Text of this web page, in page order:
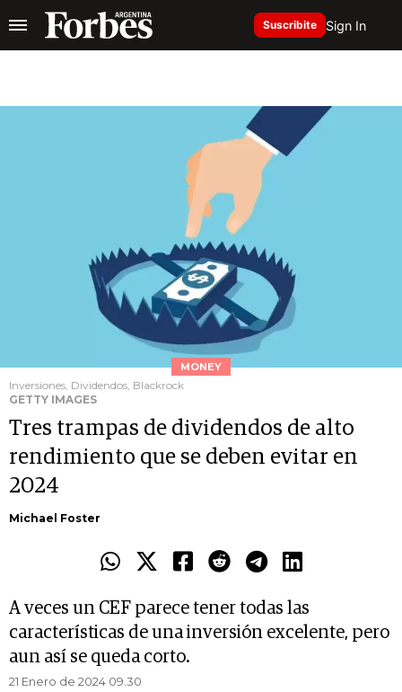
Suscribite Sign In
MONEY
Inversiones, Dividendos, Blackrock
GETTY IMAGES
Tres trampas de dividendos de alto
rendimiento que se deben evitar en
2024
Michael Foster
A veces un CEF parece tener todas las
características de una inversión excelente, pero
aun así se queda corto.
21 Enero de 2024 09.30